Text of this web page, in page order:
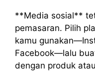
**Media sosial**
pemasaran. Pilih
kamu
Facebook—lalu
dengan produk